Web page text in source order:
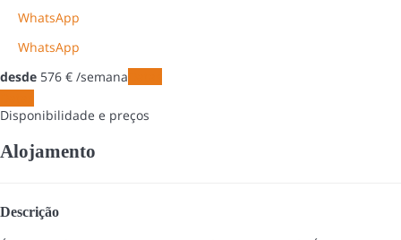
WhatsApp
WhatsApp
desde 576 € /semana
Disponibilidade e preços
Alojamento
Descrição